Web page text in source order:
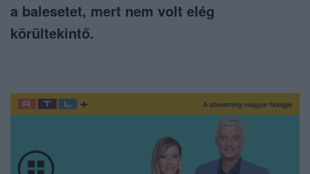
a balesetet, mert nem volt elég
körültekintő.